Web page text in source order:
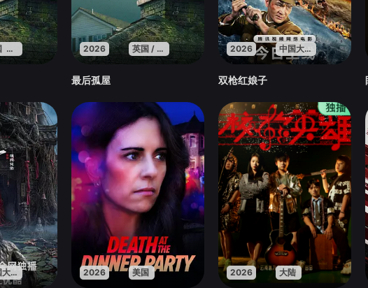
美国 英国 法国 2026 英国 / 法国 / 美国
最后孤屋
2026 中国大陆
双枪红娘子
中国大陆 2026 美国 2026 大陆